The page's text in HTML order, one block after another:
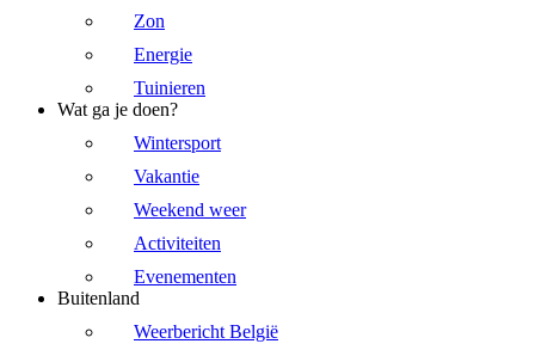
Zon
Energie
Tuinieren
Wat ga je doen?
Wintersport
Vakantie
Weekend weer
Activiteiten
Evenementen
Buitenland
Weerbericht België